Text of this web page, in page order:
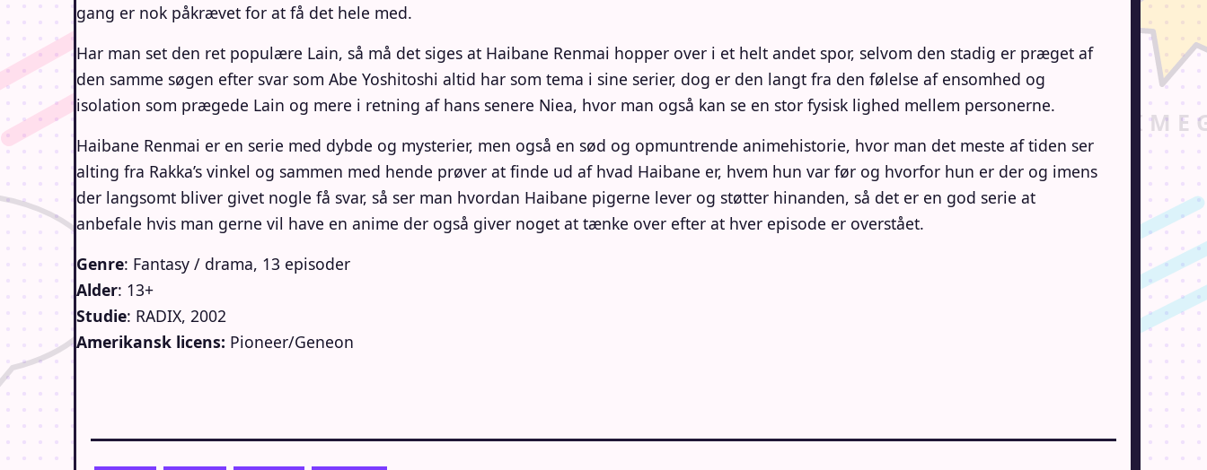
gang er nok påkrævet for at få det hele med.
Har man set den ret populære Lain, så må det siges at Haibane Renmai hopper over i et helt andet spor, selvom den stadig er præget af
den samme søgen efter svar som Abe Yoshitoshi altid har som tema i sine serier, dog er den langt fra den følelse af ensomhed og
isolation som prægede Lain og mere i retning af hans senere Niea, hvor man også kan se en stor fysisk lighed mellem personerne.
Haibane Renmai er en serie med dybde og mysterier, men også en sød og opmuntrende animehistorie, hvor man det meste af tiden ser
alting fra Rakka’s vinkel og sammen med hende prøver at finde ud af hvad Haibane er, hvem hun var før og hvorfor hun er der og imens
der langsomt bliver givet nogle få svar, så ser man hvordan Haibane pigerne lever og støtter hinanden, så det er en god serie at
anbefale hvis man gerne vil have en anime der også giver noget at tænke over efter at hver episode er overstået.
Genre: Fantasy / drama, 13 episoder
Alder: 13+
Studie: RADIX, 2002
Amerikansk licens: Pioneer/Geneon